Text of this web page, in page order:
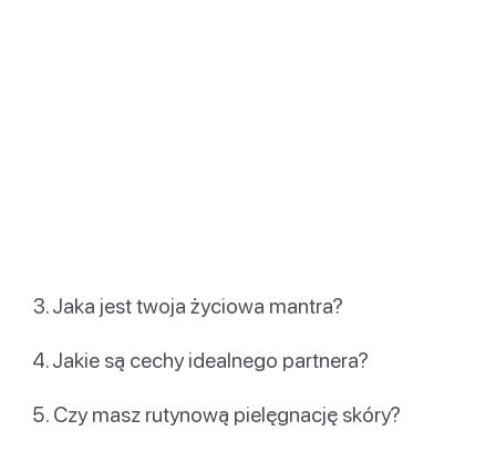
Jaka jest twoja życiowa mantra?
Jakie są cechy idealnego partnera?
Czy masz rutynową pielęgnację skóry?